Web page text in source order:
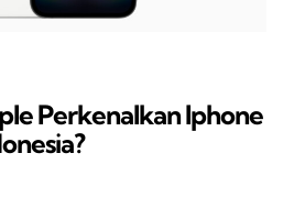
Perkenalkan Iphone